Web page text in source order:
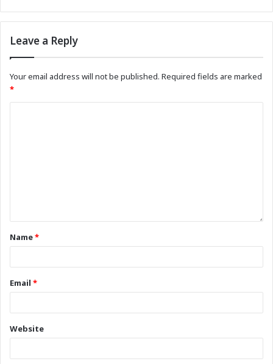
Leave a Reply
Your email address will not be published. Required fields are marked
*
Name*
Email *
Website